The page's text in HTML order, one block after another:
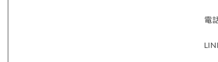
電